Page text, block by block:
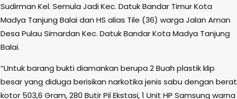
Sudirman Kel. Semula Jadi Kec. Datuk Bandar Timur Kota
Madya Tanjung Balai dan HS alias Tile (36) warga Jalan Aman
Desa Pulau Simardan Kec. Datuk Bandar Kota Madya Tanjung
Balai.
“Untuk barang bukti diamankan berupa 2 Buah plastik klip
besar yang diduga berisikan narkotika jenis sabu dengan berat
kotor 503,6 Gram, 280 Butir Pil Ekstasi, 1 Unit HP Samsung warna